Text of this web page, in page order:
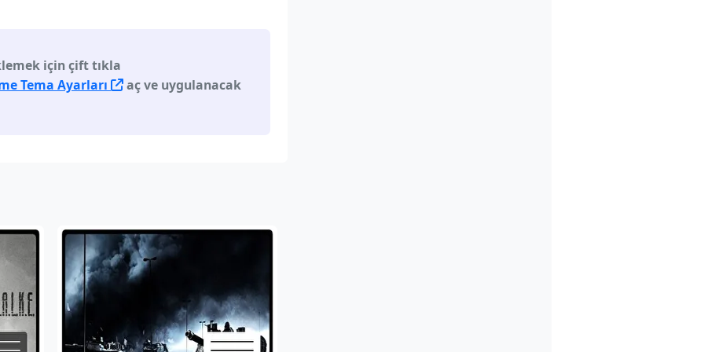
için çift tıkla
Tema Ayarları
aç ve uygulanacak